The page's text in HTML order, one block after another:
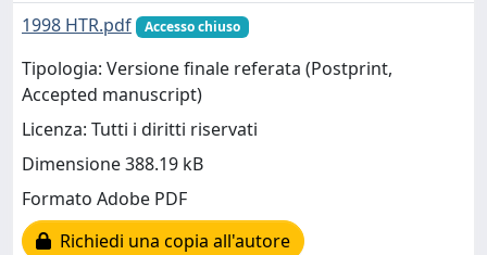
1998 HTR.pdf
Accesso chiuso
Tipologia: Versione finale referata (Postprint,
Accepted manuscript)
Licenza: Tutti i diritti riservati
Dimensione 388.19 kB
Formato Adobe PDF
Richiedi una copia all'autore